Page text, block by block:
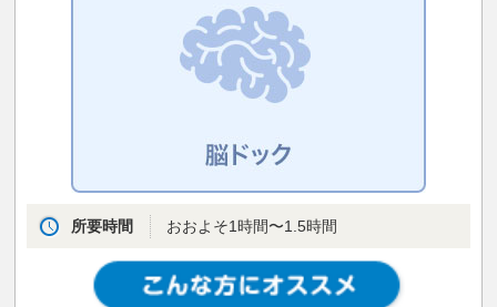
所要時間 おおよそ1時間〜1.5時間